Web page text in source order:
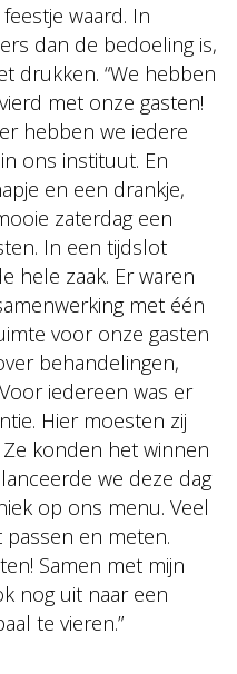
waard. In
dan de bedoeling is,
drukken. “We hebben
met onze gasten!
hebben we iedere
ons instituut. En
en een drankje,
zaterdag een
In een tijdslot
hele zaak. Er waren
met één
voor onze gasten
behandelingen,
iedereen was er
Hier moesten zij
konden het winnen
we deze dag
op ons menu. Veel
en meten.
Samen met mijn
nog uit naar een
te vieren.”